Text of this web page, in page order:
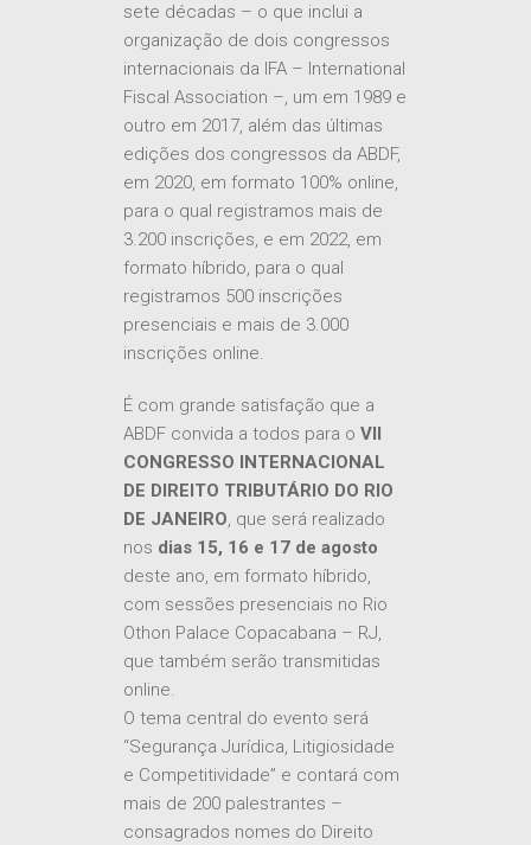
sete décadas – o que inclui a
organização de dois congressos
internacionais da IFA – International
Fiscal Association –, um em 1989 e
outro em 2017, além das últimas
edições dos congressos da ABDF,
em 2020, em formato 100% online,
para o qual registramos mais de
3.200 inscrições, e em 2022, em
formato híbrido, para o qual
registramos 500 inscrições
presenciais e mais de 3.000
inscrições online.
É com grande satisfação que a
ABDF convida a todos para o VII
CONGRESSO INTERNACIONAL
DE DIREITO TRIBUTÁRIO DO RIO
DE JANEIRO, que será realizado
nos dias 15, 16 e 17 de agosto
deste ano, em formato híbrido,
com sessões presenciais no Rio
Othon Palace Copacabana – RJ,
que também serão transmitidas
online.
O tema central do evento será
“Segurança Jurídica, Litigiosidade
e Competitividade” e contará com
mais de 200 palestrantes –
consagrados nomes do Direito